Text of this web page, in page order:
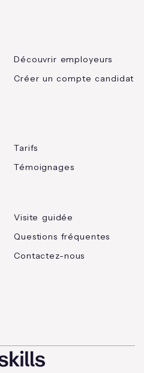
Découvrir employeurs
Créer un compte candidat
Tarifs
Témoignages
Visite guidée
Questions fréquentes
Contactez-nous